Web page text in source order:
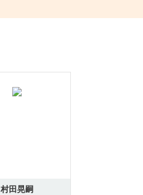
村田晃嗣